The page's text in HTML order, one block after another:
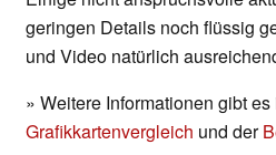
geringen Details noch flüssig
und Video natürlich
» Weitere Informationen gibt
Grafikkartenvergleich und der